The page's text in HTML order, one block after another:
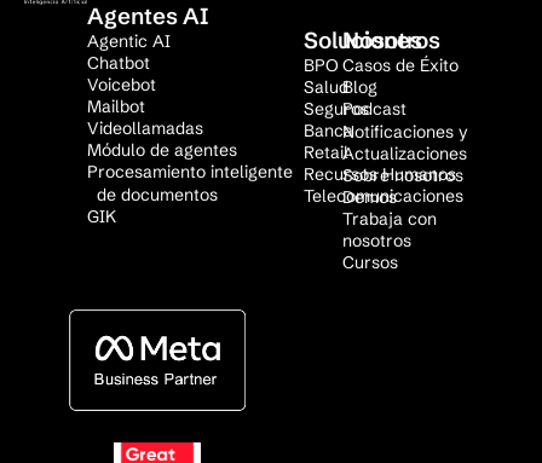
Agentes AI
Agentic AI
Chatbot
Voicebot
Mailbot
Videollamadas
Módulo de agentes
Procesamiento inteligente
de documentos
GIK
Soluciones
BPO
Salud
Seguros
Banca
Retail
Recursos Humanos
Telecomunicaciones
Nosotros
Casos de Éxito
Blog
Podcast
Notificaciones y
Actualizaciones
Sobre nosotros
Demos
Trabaja con
nosotros
Cursos